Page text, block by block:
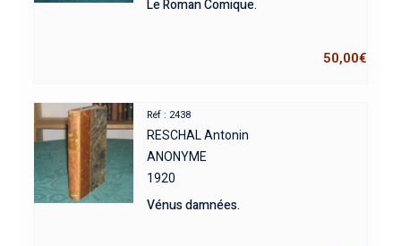
Le Roman Comique.
50,00€
Réf : 2438
RESCHAL Antonin
ANONYME
1920
Vénus damnées.